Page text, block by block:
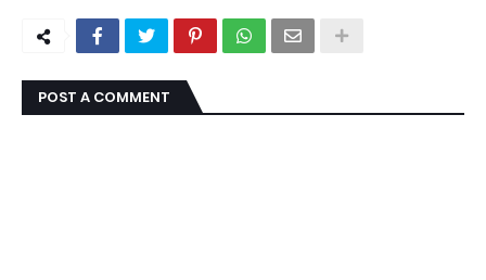
POST A COMMENT